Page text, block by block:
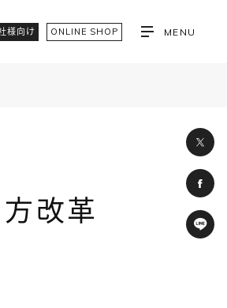
様向け ONLINE SHOP MENU
改革